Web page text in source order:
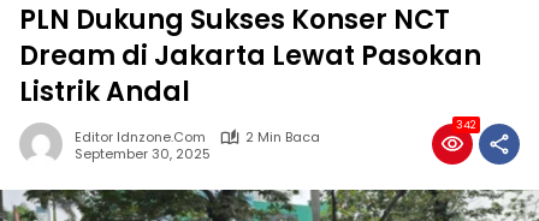
PLN Dukung Sukses Konser NCT
Dream di Jakarta Lewat Pasokan
Listrik Andal
Editor Idnzone.com
2 Min Baca
September 30, 2025
342